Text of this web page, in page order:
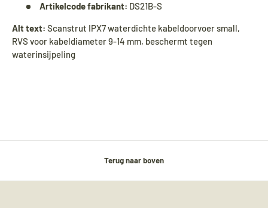
Artikelcode fabrikant: DS21B-S
Alt text: Scanstrut IPX7 waterdichte kabeldoorvoer small,
RVS voor kabeldiameter 9-14 mm, beschermt tegen
waterinsijpeling
Terug naar boven